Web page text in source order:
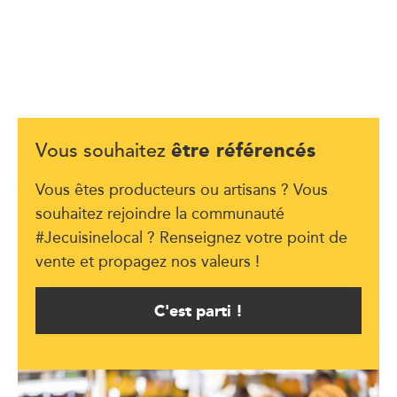
Vous souhaitez être référencés
Vous êtes producteurs ou artisans ? Vous
souhaitez rejoindre la communauté
#Jecuisinelocal ? Renseignez votre point de
vente et propagez nos valeurs !
C'est parti !